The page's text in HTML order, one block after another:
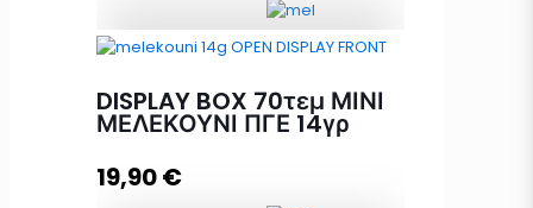
ΠΓΕ 60γρ ποσότητα
Προσθήκη στο καλάθι
DISPLAY BOX 70τεμ ΜΙΝΙ
ΜΕΛΕΚΟΥΝΙ ΠΓΕ 14γρ
19,90€